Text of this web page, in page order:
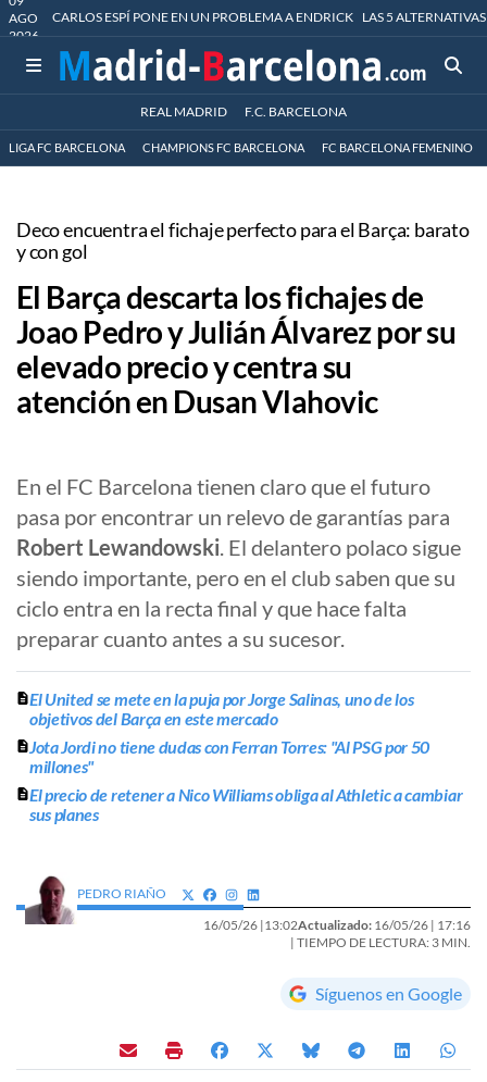
AGO
2026
CARLOS ESPÍ PONE EN UN PROBLEMA A ENDRICK LAS 5
REAL MADRID F.C. BARCELONA
LIGA FC BARCELONA CHAMPIONS FC BARCELONA FC BARCELONA FEMENINO
Deco encuentra el fichaje perfecto para el Barça: barato
y con gol
El Barça descarta los fichajes de
Joao Pedro y Julián Álvarez por su
elevado precio y centra su
atención en Dusan Vlahovic
En el FC Barcelona tienen claro que el futuro
pasa por encontrar un relevo de garantías para
Robert Lewandowski. El delantero polaco sigue
siendo importante, pero en el club saben que su
ciclo entra en la recta final y que hace falta
preparar cuanto antes a su sucesor.
El United se mete en la puja por Jorge Salinas, uno de los
objetivos del Barça en este mercado
Jota Jordi no tiene dudas con Ferran Torres: "Al PSG por 50
millones"
El precio de retener a Nico Williams obliga al Athletic a cambiar
sus planes
PEDRO RIAÑO
16/05/26 |13:02Actualizado: 16/05/26 | 17:16
| TIEMPO DE LECTURA: 3 MIN.
Síguenos en Google